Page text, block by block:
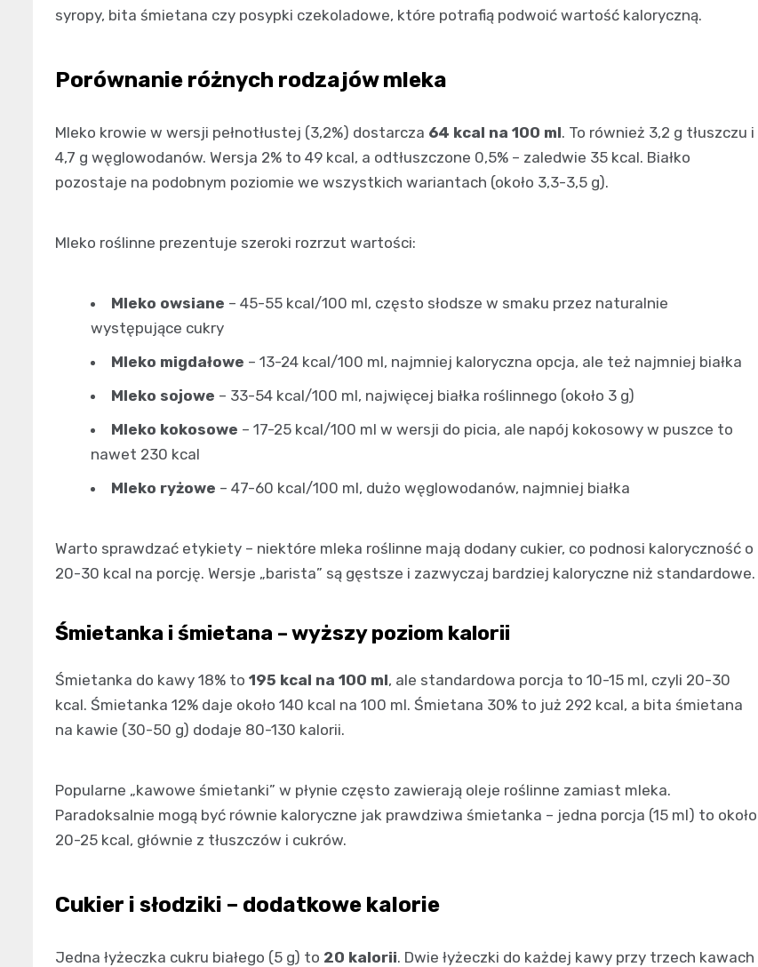
syropy, bita śmietana czy posypki czekoladowe, które potrafią podwoić wartość kaloryczną.
Porównanie różnych rodzajów mleka
Mleko krowie w wersji pełnotłustej (3,2%) dostarcza 64 kcal na 100 ml. To również 3,2 g tłuszczu i
4,7 g węglowodanów. Wersja 2% to 49 kcal, a odtłuszczone 0,5% – zaledwie 35 kcal. Białko
pozostaje na podobnym poziomie we wszystkich wariantach (około 3,3-3,5 g).
Mleko roślinne prezentuje szeroki rozrzut wartości:
Mleko owsiane – 45-55 kcal/100 ml, często słodsze w smaku przez naturalnie
występujące cukry
Mleko migdałowe – 13-24 kcal/100 ml, najmniej kaloryczna opcja, ale też najmniej białka
Mleko sojowe – 33-54 kcal/100 ml, najwięcej białka roślinnego (około 3 g)
Mleko kokosowe – 17-25 kcal/100 ml w wersji do picia, ale napój kokosowy w puszce to
nawet 230 kcal
Mleko ryżowe – 47-60 kcal/100 ml, dużo węglowodanów, najmniej białka
Warto sprawdzać etykiety – niektóre mleka roślinne mają dodany cukier, co podnosi kaloryczność o
20-30 kcal na porcję. Wersje „barista” są gęstsze i zazwyczaj bardziej kaloryczne niż standardowe.
Śmietanka i śmietana – wyższy poziom kalorii
Śmietanka do kawy 18% to 195 kcal na 100 ml, ale standardowa porcja to 10-15 ml, czyli 20-30
kcal. Śmietanka 12% daje około 140 kcal na 100 ml. Śmietana 30% to już 292 kcal, a bita śmietana
na kawie (30-50 g) dodaje 80-130 kalorii.
Popularne „kawowe śmietanki” w płynie często zawierają oleje roślinne zamiast mleka.
Paradoksalnie mogą być równie kaloryczne jak prawdziwa śmietanka – jedna porcja (15 ml) to około
20-25 kcal, głównie z tłuszczów i cukrów.
Cukier i słodziki – dodatkowe kalorie
Jedna łyżeczka cukru białego (5 g) to 20 kalorii. Dwie łyżeczki do każdej kawy przy trzech kawach